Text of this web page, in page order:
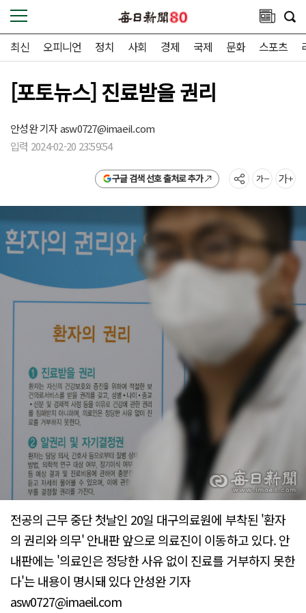
최신 오피니언 정치 사회 경제 국제 문화 스포츠
[포토뉴스] 진료받을 권리
안성완 기자asw0727@imaeil.com
입력 2024-02-20 23:59:54
구글 검색 선호 출처로 추가
전공의 근무 중단 첫날인 20일 대구의료원에 부착된 '환자
의 권리와 의무' 안내판 앞으로 의료진이 이동하고 있다. 안
내판에는 '의료인은 정당한 사유 없이 진료를 거부하지 못한
다'는 내용이 명시돼 있다 안성완 기자
asw0727@imaeil.com